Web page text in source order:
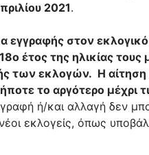
2021.
εγγραφής στον
έτος της ηλικίας τους
των εκλογών. Η αίτηση
το αργότερο μέχρι
ή/και αλλαγή δεν
εκλογείς, όπως